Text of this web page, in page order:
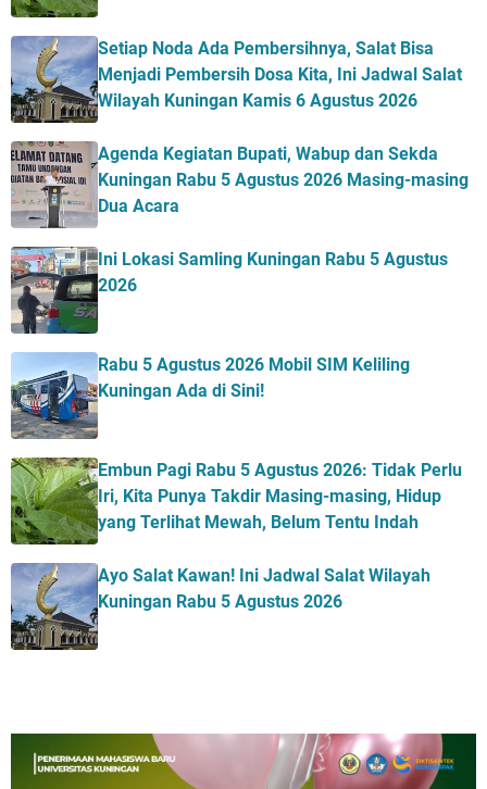
Setiap Noda Ada Pembersihnya, Salat Bisa
Menjadi Pembersih Dosa Kita, Ini Jadwal Salat
Wilayah Kuningan Kamis 6 Agustus 2026
Agenda Kegiatan Bupati, Wabup dan Sekda
Kuningan Rabu 5 Agustus 2026 Masing-masing
Dua Acara
Ini Lokasi Samling Kuningan Rabu 5 Agustus
2026
Rabu 5 Agustus 2026 Mobil SIM Keliling
Kuningan Ada di Sini!
Embun Pagi Rabu 5 Agustus 2026: Tidak Perlu
Iri, Kita Punya Takdir Masing-masing, Hidup
yang Terlihat Mewah, Belum Tentu Indah
Ayo Salat Kawan! Ini Jadwal Salat Wilayah
Kuningan Rabu 5 Agustus 2026